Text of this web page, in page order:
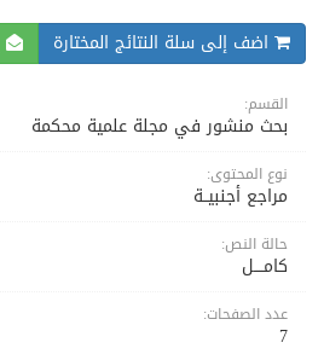
اضف إلى سلة النتائج المختارة
القسم:
بحث منشور في مجلة علمية محكمة
نوع المحتوى:
مراجع أجنبيــة
حالة النص:
كامــــل
عدد الصفحات:
7